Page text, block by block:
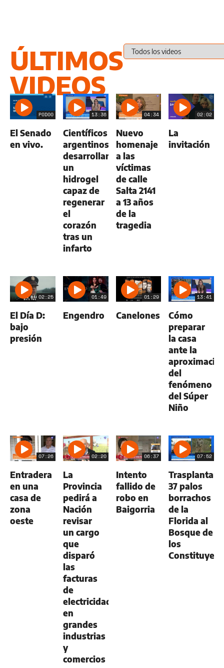
ÚLTIMOS
VIDEOS
P0D00
El Senado
en vivo.
13:36
Científicos
argentinos
desarrollan
un
hidrogel
capaz de
regenerar
el
corazón
tras un
infarto
04:34
Nuevo
homenaje
a las
víctimas
de calle
Salta 2141
a 13 años
de la
tragedia
02:02
La
invitación
02:25
El Día D:
bajo
presión
01:49
Engendro
01:29
Canelones
13:41
Cómo
preparar
la casa
ante la
del
fenómeno
del Súper
Niño
07:26
Entradera
en una
casa de
zona
oeste
02:20
La
Provincia
pedirá a
Nación
revisar
un cargo
que
disparó
las
facturas
de
electricidad
en
grandes
industrias
y
comercios
06:37
Intento
fallido de
robo en
Baigorria
07:52
Trasplantan
37 palos
borrachos
de la
Florida al
Bosque de
los